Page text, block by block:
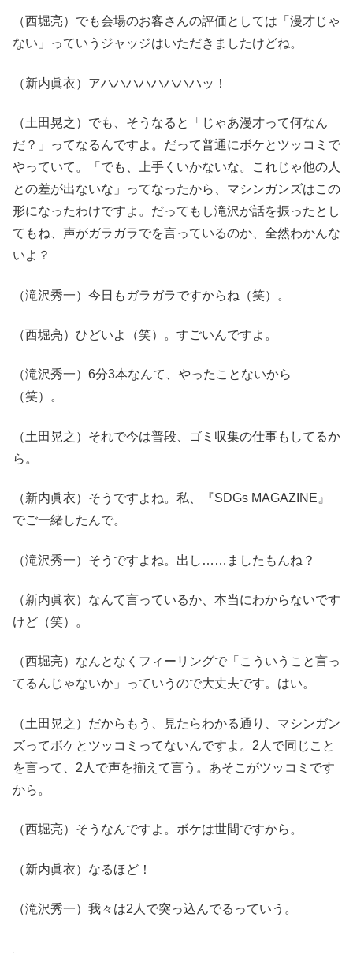
（西堀亮）でも会場のお客さんの評価としては「漫才じゃ
ない」っていうジャッジはいただきましたけどね。
（新内眞衣）アハハハハハハハハッ！
（土田晃之）でも、そうなると「じゃあ漫才って何なん
だ？」ってなるんですよ。だって普通にボケとツッコミで
やっていて。「でも、上手くいかないな。これじゃ他の人
との差が出ないな」ってなったから、マシンガンズはこの
形になったわけですよ。だってもし滝沢が話を振ったとし
てもね、声がガラガラでを言っているのか、全然わかんな
いよ？
（滝沢秀一）今日もガラガラですからね（笑）。
（西堀亮）ひどいよ（笑）。すごいんですよ。
（滝沢秀一）6分3本なんて、やったことないから
（笑）。
（土田晃之）それで今は普段、ゴミ収集の仕事もしてるか
ら。
（新内眞衣）そうですよね。私、『SDGs MAGAZINE』
でご一緒したんで。
（滝沢秀一）そうですよね。出し……ましたもんね？
（新内眞衣）なんて言っているか、本当にわからないです
けど（笑）。
（西堀亮）なんとなくフィーリングで「こういうこと言っ
てるんじゃないか」っていうので大丈夫です。はい。
（土田晃之）だからもう、見たらわかる通り、マシンガン
ズってボケとツッコミってないんですよ。2人で同じこと
を言って、2人で声を揃えて言う。あそこがツッコミです
から。
（西堀亮）そうなんですよ。ボケは世間ですから。
（新内眞衣）なるほど！
（滝沢秀一）我々は2人で突っ込んでるっていう。